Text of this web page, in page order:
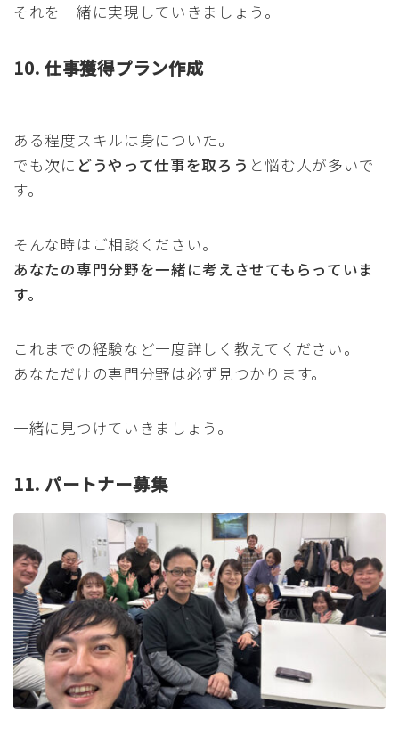
Follow Me
それを一緒に実現していきましょう。
10. 仕事獲得プラン作成
ある程度スキルは身についた。
でも次に どうやって仕事を取ろう と悩む人が多いで
す。
そんな時はご相談ください。
あなたの専門分野を一緒に考えさせてもらっていま
す。
これまでの経験など一度詳しく教えてください。
あなただけの専門分野は必ず見つかります。
一緒に見つけていきましょう。
11. パートナー募集